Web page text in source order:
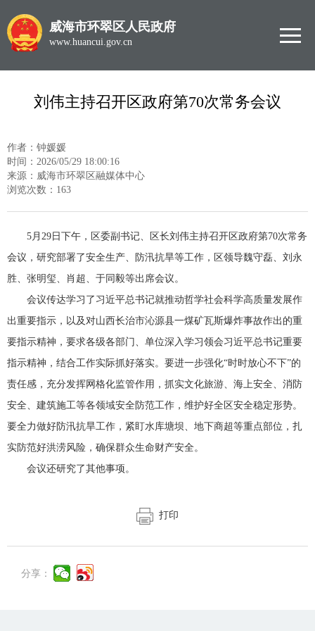
威海市环翠区人民政府
www.huancui.gov.cn
刘伟主持召开区政府第70次常务会议
作者：钟媛媛
时间：2026/05/29 18:00:16
来源：威海市环翠区融媒体中心
浏览次数： 163
5月29日下午，区委副书记、区长刘伟主持召开区政府第70次常务
会议，研究部署了安全生产、防汛抗旱等工作，区领导魏守磊、刘永
胜、张明玺、肖超、于同毅等出席会议。
会议传达学习了习近平总书记就推动哲学社会科学高质量发展作
出重要指示，以及对山西长治市沁源县一煤矿瓦斯爆炸事故作出的重
要指示精神，要求各级各部门、单位深入学习领会习近平总书记重要
指示精神，结合工作实际抓好落实。要进一步强化“时时放心不下”的
责任感，充分发挥网格化监管作用，抓实文化旅游、海上安全、消防
安全、建筑施工等各领域安全防范工作，维护好全区安全稳定形势。
要全力做好防汛抗旱工作，紧盯水库塘坝、地下商超等重点部位，扎
实防范好洪涝风险，确保群众生命财产安全。
会议还研究了其他事项。
打印
分享：